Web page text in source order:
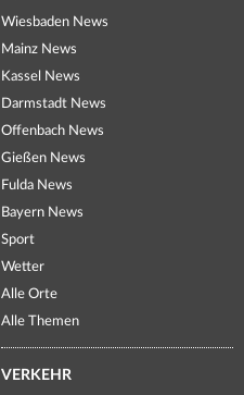
Wiesbaden News
Mainz News
Kassel News
Darmstadt News
Offenbach News
Gießen News
Fulda News
Bayern News
Sport
Wetter
Alle Orte
Alle Themen
VERKEHR